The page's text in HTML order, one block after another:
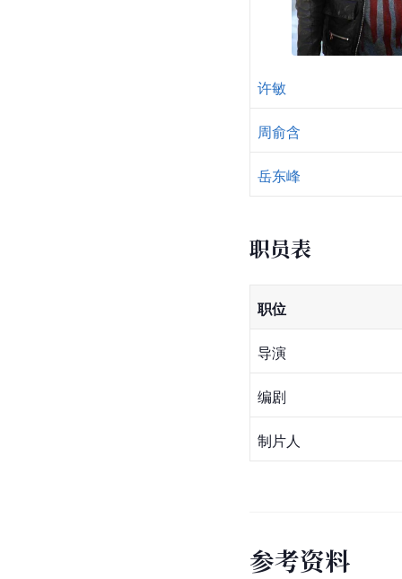
许敏
周俞含
岳东峰
职员表
职位
导演
编剧
制片人
参考资料